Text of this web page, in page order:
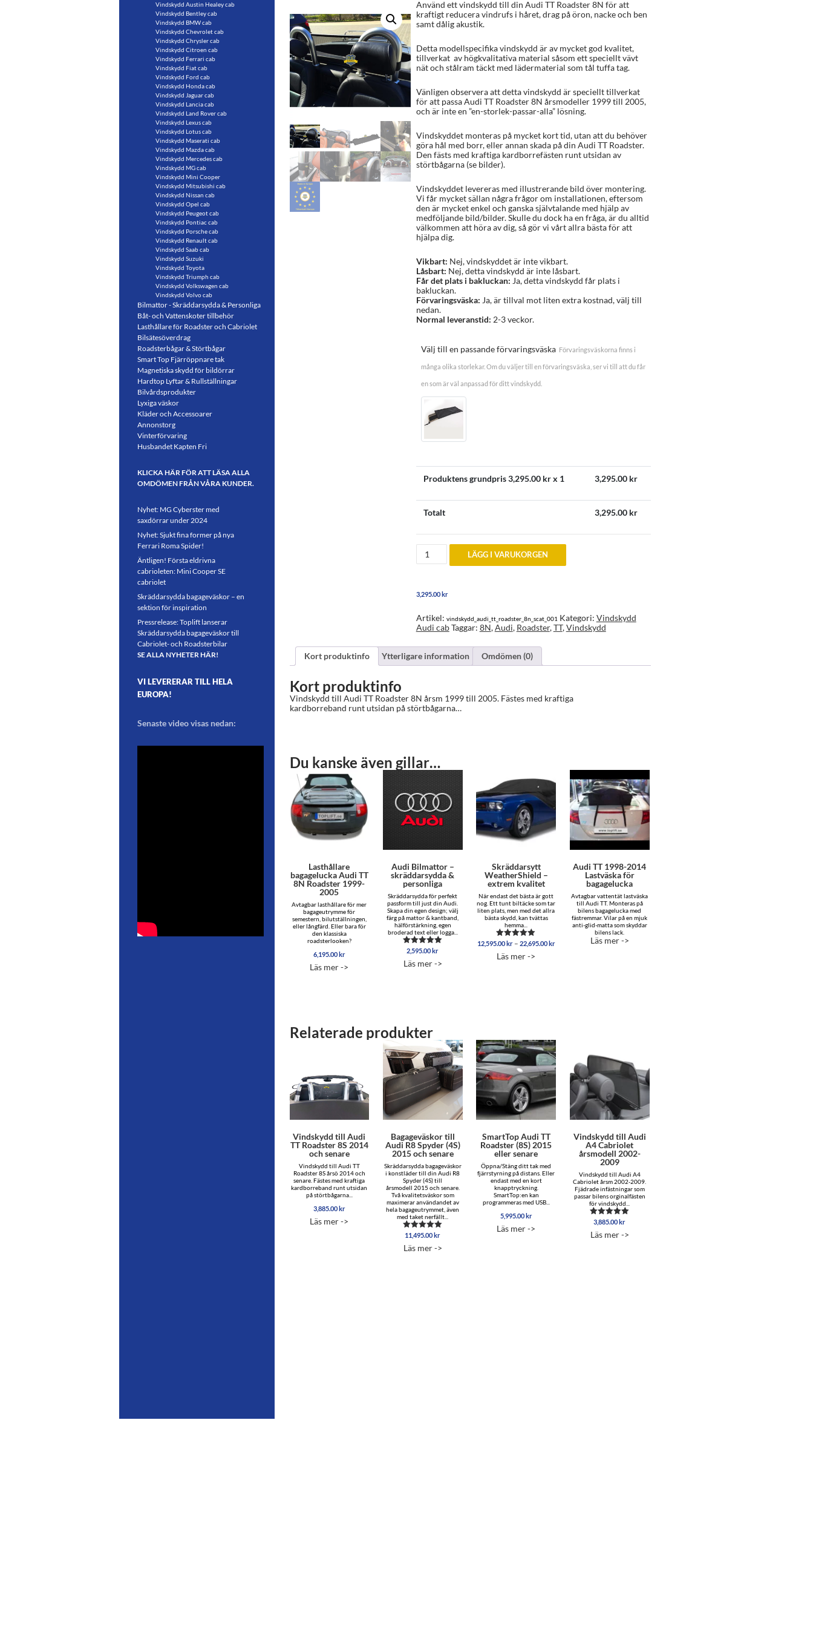
Använd ett vindskydd till din Audi TT Roadster 8N för att
kraftigt reducera vindrufs i håret, drag på öron, nacke och ben
samt dålig akustik.
Detta modellspecifika vindskydd är av mycket god kvalitet,
tillverkat av högkvalitativa material såsom ett speciellt vävt
nät och stålram täckt med lädermaterial som tål tuffa tag.
Vänligen observera att detta vindskydd är speciellt tillverkat
för att passa Audi TT Roadster 8N årsmodeller 1999 till 2005,
och är inte en ”en-storlek-passar-alla” lösning.
Vindskyddet monteras på mycket kort tid, utan att du behöver
göra hål med borr, eller annan skada på din Audi TT Roadster.
Den fästs med kraftiga kardborrefästen runt utsidan av
störtbågarna (se bilder).
Vindskyddet levereras med illustrerande bild över montering.
Vi får mycket sällan några frågor om installationen, eftersom
den är mycket enkel och ganska självtalande med hjälp av
medföljande bild/bilder. Skulle du dock ha en fråga, är du alltid
välkommen att höra av dig, så gör vi vårt allra bästa för att
hjälpa dig.
Vikbart: Nej, vindskyddet är inte vikbart.
Låsbart: Nej, detta vindskydd är inte låsbart.
Får det plats i bakluckan: Ja, detta vindskydd får plats i
bakluckan.
Förvaringsväska: Ja, är tillval mot liten extra kostnad, välj till
nedan.
Normal leveranstid: 2-3 veckor.
Välj till en passande förvaringsväska Förvaringsväskorna finns i
många olika storlekar. Om du väljer till en förvaringsväska, ser vi till att du får
en som är väl anpassad för ditt vindskydd.
Produktens grundpris3,295.00kr x 1 3,295.00kr
Totalt 3,295.00kr
Vindskydd
Audi
8N
2005
mängd
LÄGG I VARUKORGEN
3,295.00kr
Artikel: vindskydd_audi_tt_roadster_8n_scat_001 Kategori: Vindskydd
Audi cabTaggar: 8N,Audi, Roadster,TT,Vindskydd
Kort produktinfo Ytterligare information Omdömen (0)
Kort produktinfo
Vindskydd till Audi TT Roadster 8N årsm 1999 till 2005. Fästes med kraftiga
kardborreband runt utsidan på störtbågarna…
Du kanske även gillar…
Lasthållare
bagagelucka Audi TT
8N Roadster 1999-
2005
Avtagbar lasthållare för mer
bagageutrymme för
semestern, bilutställningen,
eller långfärd. Eller bara för
den klassiska
roadsterlooken?
6,195.00kr
Läs mer ->
Audi Bilmattor –
skräddarsydda &
personliga
Skräddarsydda för perfekt
passform till just din Audi.
Skapa din egen design; välj
färg på mattor & kantband,
hälförstärkning, egen
broderad text eller logga...
Betygsatt
av 5
2,595.00kr
Läs mer ->
Skräddarsytt
WeatherShield –
extrem kvalitet
När endast det bästa är gott
nog. Ett tunt biltäcke som tar
liten plats, men med det allra
bästa skydd, kan tvättas
hemma...
Betygsatt
av 5
12,595.00kr – 22,695.00krPrisintervall:
Läs mer ->
Audi TT 1998-2014
Lastväska för
bagagelucka
Avtagbar vattentät lastväska
till Audi TT. Monteras på
bilens bagagelucka med
fästremmar. Vilar på en mjuk
anti-glid-matta som skyddar
bilens lack.
Läs mer ->
Relaterade produkter
Vindskydd till Audi
TT Roadster 8S 2014
och senare
Vindskydd till Audi TT
Roadster 8S årsö 2014 och
senare. Fästes med kraftiga
kardborreband runt utsidan
på störtbågarna...
3,885.00kr
Läs mer ->
Bagageväskor till
Audi R8 Spyder (4S)
2015 och senare
Skräddarsydda bagageväskor
i konstläder till din Audi R8
Spyder (4S) till
årsmodell 2015 och senare.
Två kvalitetsväskor som
maximerar användandet av
hela bagageutrymmet, även
med taket nerfällt...
Betygsatt
av 5
11,495.00kr
Läs mer ->
SmartTop Audi TT
Roadster (8S) 2015
eller senare
Öppna/Stäng ditt tak med
fjärrstyrning på distans. Eller
endast med en kort
knapptryckning.
SmartTop:en kan
programmeras med USB...
5,995.00kr
Läs mer ->
Vindskydd till Audi
A4 Cabriolet
årsmodell 2002-
2009
Vindskydd till Audi A4
Cabriolet årsm 2002-2009.
Fjädrade infästningar som
passar bilens orginalfästen
för vindskydd...
Betygsatt
av 5
3,885.00kr
Läs mer ->
Vindskydd Austin Healey cab
Vindskydd Bentley cab
Vindskydd BMW cab
Vindskydd Chevrolet cab
Vindskydd Chrysler cab
Vindskydd Citroen cab
Vindskydd Ferrari cab
Vindskydd Fiat cab
Vindskydd Ford cab
Vindskydd Honda cab
Vindskydd Jaguar cab
Vindskydd Lancia cab
Vindskydd Land Rover cab
Vindskydd Lexus cab
Vindskydd Lotus cab
Vindskydd Maserati cab
Vindskydd Mazda cab
Vindskydd Mercedes cab
Vindskydd MG cab
Vindskydd Mini Cooper
Vindskydd Mitsubishi cab
Vindskydd Nissan cab
Vindskydd Opel cab
Vindskydd Peugeot cab
Vindskydd Pontiac cab
Vindskydd Porsche cab
Vindskydd Renault cab
Vindskydd Saab cab
Vindskydd Suzuki
Vindskydd Toyota
Vindskydd Triumph cab
Vindskydd Volkswagen cab
Vindskydd Volvo cab
Bilmattor - Skräddarsydda & Personliga
Båt- och Vattenskoter tillbehör
Lasthållare för Roadster och Cabriolet
Bilsätesöverdrag
Roadsterbågar & Störtbågar
Smart Top Fjärröppnare tak
Magnetiska skydd för bildörrar
Hardtop Lyftar & Rullställningar
Bilvårdsprodukter
Lyxiga väskor
Kläder och Accessoarer
Annonstorg
Vinterförvaring
Husbandet Kapten Fri
KLICKA HÄR FÖR ATT LÄSA ALLA
OMDÖMEN FRÅN VÅRA KUNDER.
Nyhet: MG Cyberster med
saxdörrar under 2024
Nyhet: Sjukt fina former på nya
Ferrari Roma Spider!
Äntligen! Första eldrivna
cabrioleten: Mini Cooper SE
cabriolet
Skräddarsydda bagageväskor – en
sektion för inspiration
Pressrelease: Toplift lanserar
Skräddarsydda bagageväskor till
Cabriolet- och Roadsterbilar
SE ALLA NYHETER HÄR!
VI LEVERERAR TILL HELA
EUROPA!
Senaste video visas nedan: